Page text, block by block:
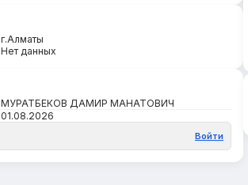
г.Алматы
Нет данных
МУРАТБЕКОВ ДАМИР МАНАТОВИЧ
01.08.2026
Войти